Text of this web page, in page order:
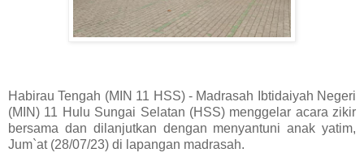
Habirau Tengah (MIN 11 HSS) - Madrasah Ibtidaiyah Negeri
(MIN) 11 Hulu Sungai Selatan (HSS) menggelar acara zikir
bersama dan dilanjutkan dengan menyantuni anak yatim,
Jum`at (28/07/23) di lapangan madrasah.